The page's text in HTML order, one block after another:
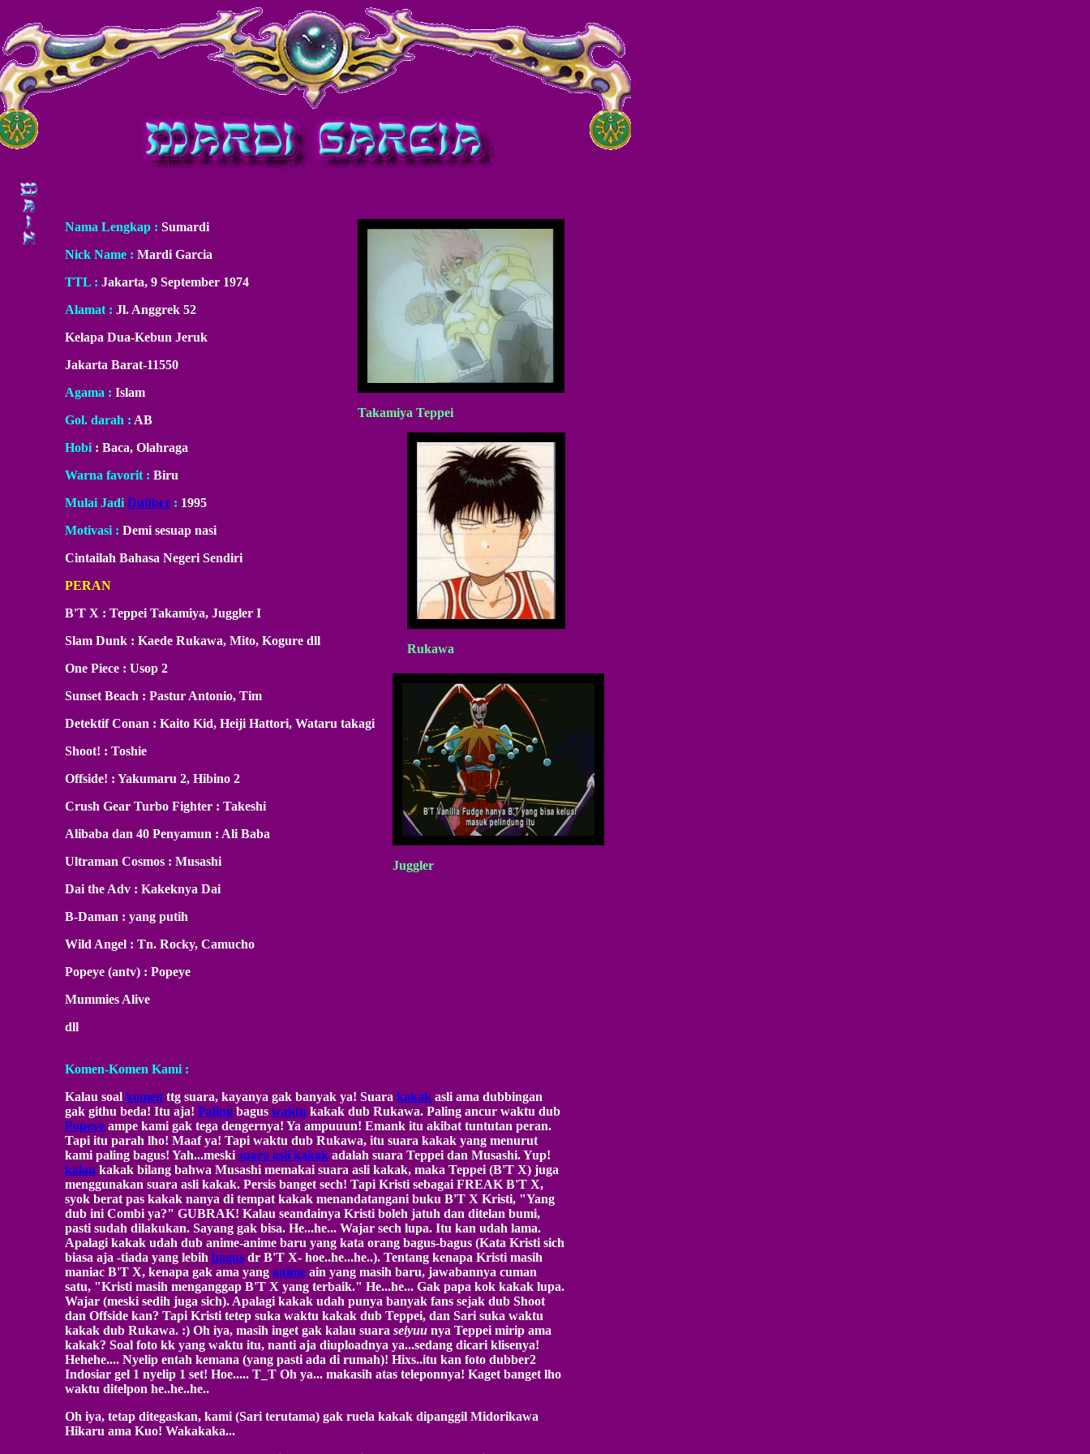
Nama Lengkap : Sumardi
Takamiya Teppei
Rukawa
Nick Name : Mardi Garcia
TTL : Jakarta, 9 September 1974
Alamat : Jl. Anggrek 52
Kelapa Dua-Kebun Jeruk
Jakarta Barat-11550
Agama : Islam
Gol. darah : AB
Juggler
Hobi : Baca, Olahraga
Warna favorit : Biru
Mulai Jadi Dubber : 1995
Motivasi : Demi sesuap nasi
Cintailah Bahasa Negeri Sendiri
PERAN
B'T X : Teppei Takamiya, Juggler I
Slam Dunk : Kaede Rukawa, Mito, Kogure dll
One Piece : Usop 2
Sunset Beach : Pastur Antonio, Tim
Detektif Conan : Kaito Kid, Heiji Hattori, Wataru takagi
Shoot! : Toshie
Offside! : Yakumaru 2, Hibino 2
Crush Gear Turbo Fighter : Takeshi
Alibaba dan 40 Penyamun : Ali Baba
Ultraman Cosmos : Musashi
Dai the Adv : Kakeknya Dai
B-Daman : yang putih
Wild Angel : Tn. Rocky, Camucho
Popeye (antv) : Popeye
Mummies Alive
dll
Komen-Komen Kami :
Kalau soal komen ttg suara, kayanya gak banyak ya! Suara kakak asli ama dubbingan
gak githu beda! Itu aja! Paling bagus waktu kakak dub Rukawa. Paling ancur waktu dub
Popeye ampe kami gak tega dengernya! Ya ampuuun! Emank itu akibat tuntutan peran.
Tapi itu parah lho! Maaf ya! Tapi waktu dub Rukawa, itu suara kakak yang menurut
kami paling bagus! Yah...meski suara asli kakak adalah suara Teppei dan Musashi. Yup!
kalau kakak bilang bahwa Musashi memakai suara asli kakak, maka Teppei (B'T X) juga
menggunakan suara asli kakak. Persis banget sech! Tapi Kristi sebagai FREAK B'T X,
syok berat pas kakak nanya di tempat kakak menandatangani buku B'T X Kristi, "Yang
dub ini Combi ya?" GUBRAK! Kalau seandainya Kristi boleh jatuh dan ditelan bumi,
pasti sudah dilakukan. Sayang gak bisa. He...he... Wajar sech lupa. Itu kan udah lama.
Apalagi kakak udah dub anime-anime baru yang kata orang bagus-bagus (Kata Kristi sich
biasa aja -tiada yang lebih bagus dr B'T X- hoe..he...he..). Tentang kenapa Kristi masih
maniac B'T X, kenapa gak ama yang anime ain yang masih baru, jawabannya cuman
satu, "Kristi masih menganggap B'T X yang terbaik." He...he... Gak papa kok kakak lupa.
Wajar (meski sedih juga sich). Apalagi kakak udah punya banyak fans sejak dub Shoot
dan Offside kan? Tapi Kristi tetep suka waktu kakak dub Teppei, dan Sari suka waktu
kakak dub Rukawa. :) Oh iya, masih inget gak kalau suara seiyuu nya Teppei mirip ama
kakak? Soal foto kk yang waktu itu, nanti aja diuploadnya ya...sedang dicari klisenya!
Hehehe.... Nyelip entah kemana (yang pasti ada di rumah)! Hixs..itu kan foto dubber2
Indosiar gel 1 nyelip 1 set! Hoe..... T_T Oh ya... makasih atas teleponnya! Kaget banget lho
waktu ditelpon he..he..he..
Oh iya, tetap ditegaskan, kami (Sari terutama) gak ruela kakak dipanggil Midorikawa
Hikaru ama Kuo! Wakakaka...